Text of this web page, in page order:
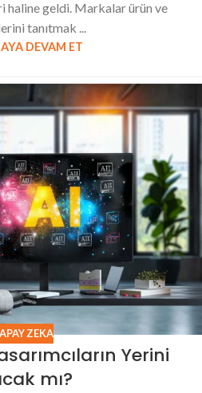
haline geldi. Markalar ürün ve
tanıtmak ...
DEVAM ET
ZEKA
Yerini
mı?